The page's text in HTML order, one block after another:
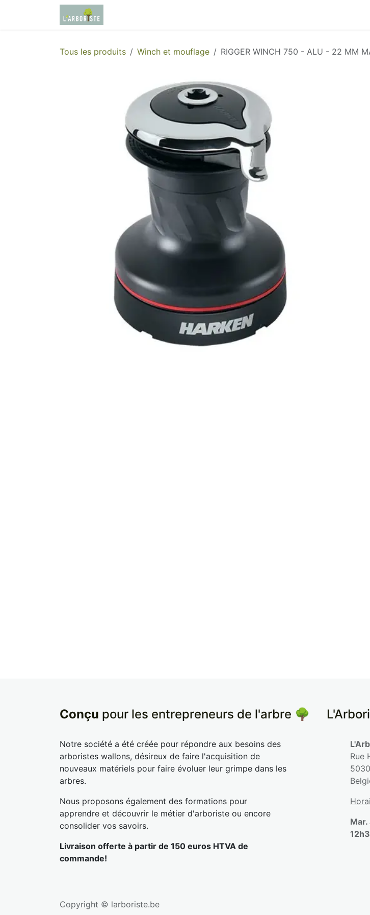
Se rendre au contenu
Tous les produits Winch et mouflage RIGGER WINCH 750 - ALU - 22 MM
Conçu pour les entrepreneurs de l'arbre 🌳
Notre société a été créée pour répondre aux besoins des
arboristes wallons, désireux de faire l'acquisition de
nouveaux matériels pour faire évoluer leur grimpe dans les
arbres.
Nous proposons également des formations pour
apprendre et découvrir le métier d'arboriste ou encore
consolider vos savoirs.
Livraison offerte à partir de 150 euros HTVA de
commande!
Rue
Mar.
Copyright © larboriste.be